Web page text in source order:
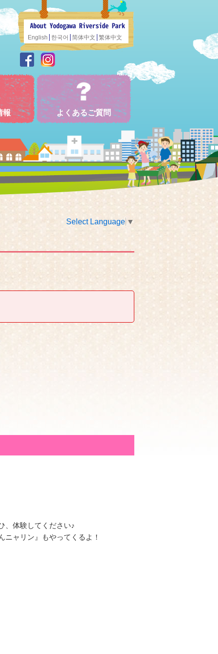
English 한국어 简体中文 繁体中文
報 よくあるご質問
Select Language ▼
、体験してください♪
ニャリン』もやってくるよ！